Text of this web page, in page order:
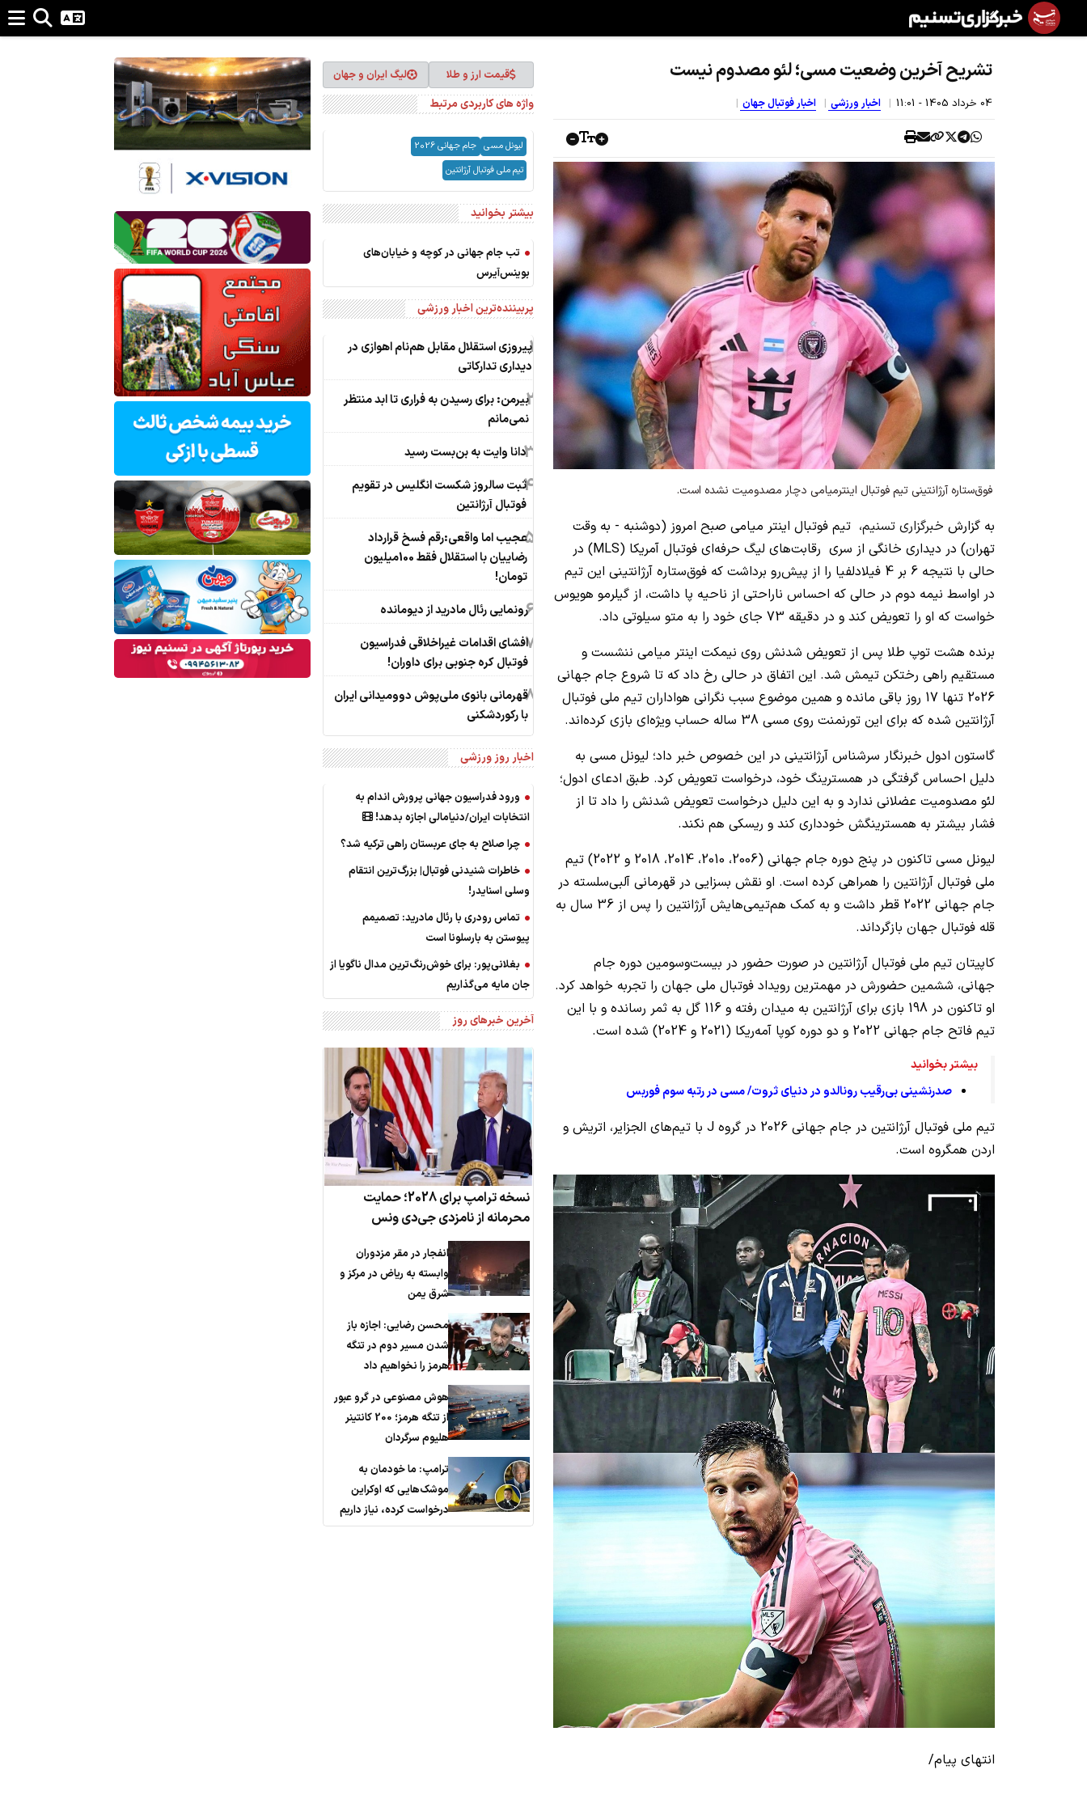
تشریح آخرین وضعیت مسی؛ لئو مصدوم نیست
04 خرداد 1405 - 11:01 اخبار ورزشی اخبار فوتبال جهان
فوق‌ستاره آرژانتینی تیم فوتبال اینترمیامی دچار مصدومیت نشده است.
به گزارش خبرگزاری تسنیم، تیم فوتبال اینتر میامی صبح امروز (دوشنبه - به وقت
تهران) در دیداری خانگی از سری رقابت‌های لیگ حرفه‌ای فوتبال آمریکا (MLS) در
حالی با نتیجه 6 بر 4 فیلادلفیا را از پیش‌رو برداشت که فوق‌ستاره آرژانتینی این تیم
در اواسط نیمه دوم در حالی که احساس ناراحتی از ناحیه پا داشت، از گیلرمو هویوس
خواست که او را تعویض کند و در دقیقه 73 جای خود را به متو سیلوتی داد.
برنده هشت توپ طلا پس از تعویض شدنش روی نیمکت اینتر میامی ننشست و
مستقیم راهی رختکن تیمش شد. این اتفاق در حالی رخ داد که تا شروع جام جهانی
2026 تنها 17 روز باقی مانده و همین موضوع سبب نگرانی هواداران تیم ملی فوتبال
آرژانتین شده که برای این تورنمنت روی مسی 38 ساله حساب ویژه‌ای بازی کرده‌اند.
گاستون ادول خبرنگار سرشناس آرژانتینی در این خصوص خبر داد؛ لیونل مسی به
دلیل احساس گرفتگی در همسترینگ خود، درخواست تعویض کرد. طبق ادعای ادول؛
لئو مصدومیت عضلانی ندارد و به این دلیل درخواست تعویض شدنش را داد تا از
فشار بیشتر به همسترینگش خودداری کند و ریسکی هم نکند.
لیونل مسی تاکنون در پنج دوره جام جهانی (2006، 2010، 2014، 2018 و 2022) تیم
ملی فوتبال آرژانتین را همراهی کرده است. او نقش بسزایی در قهرمانی آلبی‌سلسته در
جام جهانی 2022 قطر داشت و به کمک هم‌تیمی‌هایش آرژانتین را پس از 36 سال به
قله فوتبال جهان بازگرداند.
کاپیتان تیم ملی فوتبال آرژانتین در صورت حضور در بیست‌وسومین دوره جام
جهانی، ششمین حضورش در مهمترین رویداد فوتبال ملی جهان را تجربه خواهد کرد.
او تاکنون در 198 بازی برای آرژانتین به میدان رفته و 116 گل به ثمر رسانده و با این
تیم فاتح جام جهانی 2022 و دو دوره کوپا آمه‌ریکا (2021 و 2024) شده است.
بیشتر بخوانید
صدرنشینی بی‌رقیب رونالدو در دنیای ثروت/ مسی در رتبه سوم فوربس
تیم ملی فوتبال آرژانتین در جام جهانی 2026 در گروه J با تیم‌های الجزایر، اتریش و
اردن همگروه است.
انتهای پیام/
قیمت ارز و طلا لیگ ایران و جهان
واژه های کاربردی مرتبط
لیونل مسی جام جهانی 2026
تیم ملی فوتبال آرژانتین
بیشتر بخوانید
تب جام جهانی در کوچه و خیابان‌های
بوینس‌آیرس
پربیننده‌ترین اخبار ورزشی
1پیروزی استقلال مقابل هم‌نام اهوازی در
دیداری تدارکاتی
2بیرمن: برای رسیدن به فراری تا ابد منتظر
نمی‌مانم
3دانا وایت به بن‌بست رسید
4ثبت سالروز شکست انگلیس در تقویم
فوتبال آرژانتین
5عجیب اما واقعی:رقم فسخ قرارداد
رضاییان با استقلال فقط 100میلیون
تومان!
6رونمایی رئال مادرید از دیومانده
7افشای اقدامات غیراخلاقی فدراسیون
فوتبال کره جنوبی برای داوران!
8قهرمانی بانوی ملی‌پوش دوومیدانی ایران
با رکوردشکنی
اخبار روز ورزشی
ورود فدراسیون جهانی پرورش اندام به
انتخابات ایران/دنیامالی اجازه بدهد!
چرا صلاح به جای عربستان راهی ترکیه شد؟
خاطرات شنیدنی فوتبال| بزرگ‌ترین انتقام
وسلی اسنایدر!
تماس رودری با رئال مادرید: تصمیمم
پیوستن به بارسلونا است
بغلانی‌پور: برای خوش‌رنگ‌ترین مدال ناگویا از
جان مایه می‌گذاریم
آخرین خبرهای روز
نسخه ترامپ برای 2028؛ حمایت
محرمانه از نامزدی جی‌دی ونس
انفجار در مقر مزدوران
وابسته به ریاض در مرکز و
شرق یمن
محسن رضایی: اجازه باز
شدن مسیر دوم در تنگه
هرمز را نخواهیم داد
هوش مصنوعی در گرو عبور
از تنگه هرمز؛ 200 کانتینر
هلیوم سرگردان
ترامپ: ما خودمان به
موشک‌هایی که اوکراین
درخواست کرده، نیاز داریم